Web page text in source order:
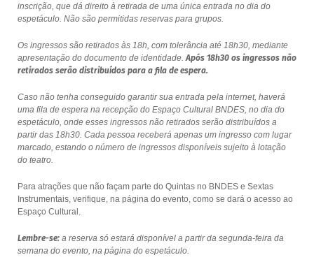
inscrição, que dá direito à retirada de uma única entrada no dia do
espetáculo. Não são permitidas reservas para grupos.
Os ingressos são retirados às 18h, com tolerância até 18h30, mediante
apresentação do documento de identidade.Após 18h30 os ingressos não
retirados serão distribuídos para a fila de espera.
Caso não tenha conseguido garantir sua entrada pela internet, haverá
uma fila de espera na recepção do Espaço Cultural BNDES, no dia do
espetáculo, onde esses ingressos não retirados serão distribuídos a
partir das 18h30. Cada pessoa receberá apenas um ingresso com lugar
marcado, estando o número de ingressos disponíveis sujeito à lotação
do teatro.
Para atrações que não façam parte do Quintas no BNDES e Sextas
Instrumentais, verifique, na página do evento, como se dará o acesso ao
Espaço Cultural.
Lembre-se:a reserva só estará disponível a partir da segunda-feira da
semana do evento, na página do espetáculo.